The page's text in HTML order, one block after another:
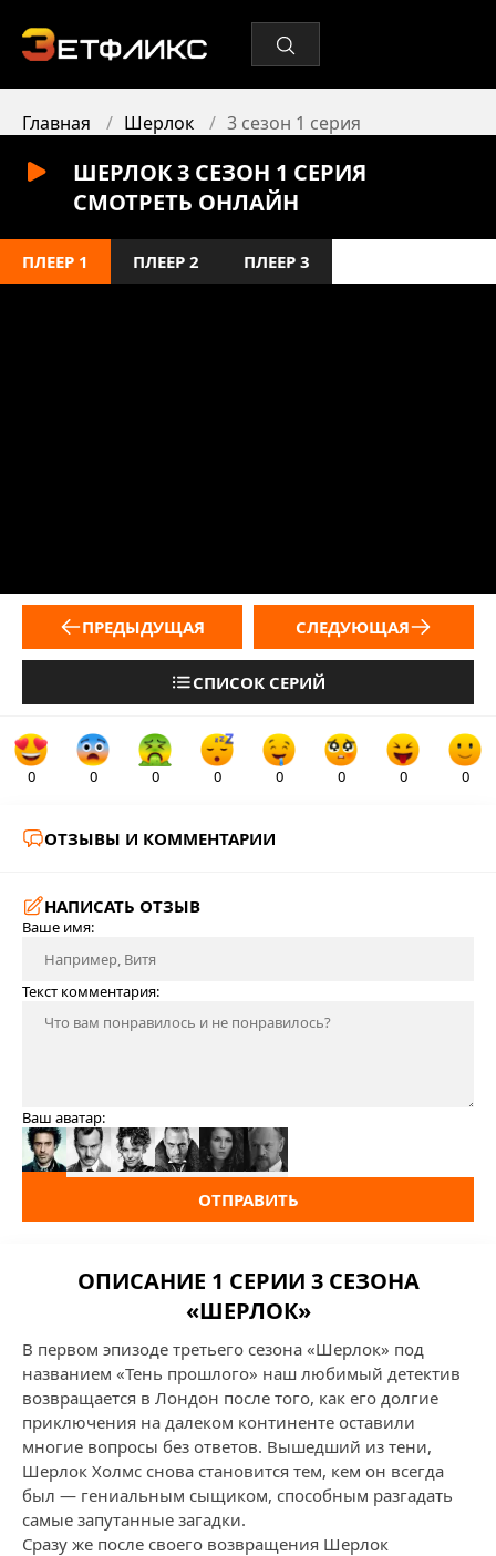
Главная Шерлок 3 сезон 1 серия
ШЕРЛОК 3 СЕЗОН 1 СЕРИЯ
СМОТРЕТЬ ОНЛАЙН
ПЛЕЕР 1 ПЛЕЕР 2 ПЛЕЕР 3
ПРЕДЫДУЩАЯ
СПИСОК СЕРИЙ
СЛЕДУЮЩАЯ
0 0 0 0 0 0 0 0
ОТЗЫВЫ И КОММЕНТАРИИ
НАПИСАТЬ ОТЗЫВ
Ваше имя:
Текст комментария:
Ваш аватар:
ОТПРАВИТЬ
ОПИСАНИЕ 1 СЕРИИ 3 СЕЗОНА
«ШЕРЛОК»
В первом эпизоде третьего сезона «Шерлок» под
названием «Тень прошлого» наш любимый детектив
возвращается в Лондон после того, как его долгие
приключения на далеком континенте оставили
многие вопросы без ответов. Вышедший из тени,
Шерлок Холмс снова становится тем, кем он всегда
был — гениальным сыщиком, способным разгадать
самые запутанные загадки.
Сразу же после своего возвращения Шерлок